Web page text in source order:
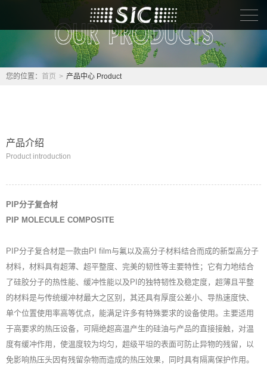
首页
您的位置： 首页 > 产品中心 Product
产品介绍
Product introduction
PIP分子复合材
PIP MOLECULE COMPOSITE
PIP分子复合材是一款由PI film与氟以及高分子材料结合而成的新型高分子
材料，材料具有超薄、超平整度、完美的韧性等主要特性；它有力地结合
了硅胶分子的热性能、缓冲性能以及PI的独特韧性及稳定度，超薄且平整
的材料是与传统缓冲材最大之区别，其还具有厚度公差小、导热速度快、
单个位置使用率高等优点，能满足许多有特殊要求的设备使用。主要适用
于高要求的热压设备，可隔绝超高温产生的硅油与产品的直接接触，对温
度有缓冲作用，使温度较为均匀，超级平坦的表面可防止异物的残留，以
免影响热压头因有残留杂物而造成的热压效果，同时具有隔离保护作用。